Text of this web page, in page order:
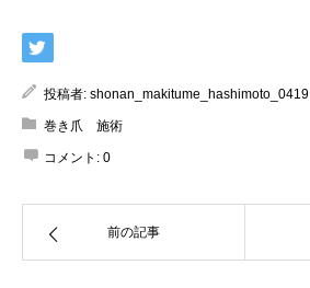
投稿者: shonan_makitume_hashimoto_0419
巻き爪 施術
コメント: 0
前の記事